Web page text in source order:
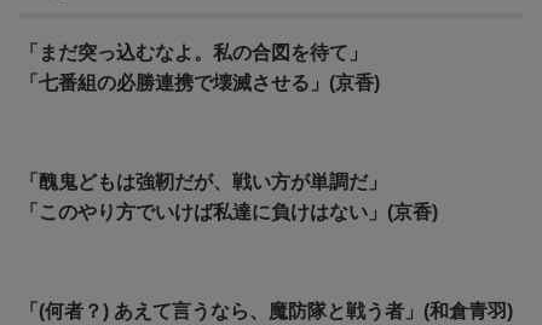
「まだ突っ込むなよ。私の合図を待て」
「七番組の必勝連携で壊滅させる」(京香)
「醜鬼どもは強靭だが、戦い方が単調だ」
「このやり方でいけば私達に負けはない」(京香)
「(何者？) あえて言うなら、魔防隊と戦う者」(和倉青羽)